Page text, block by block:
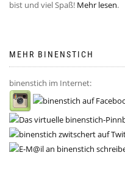
bist und viel Spaß! Mehr lesen.
MEHR BINENSTICH
binenstich im Internet: